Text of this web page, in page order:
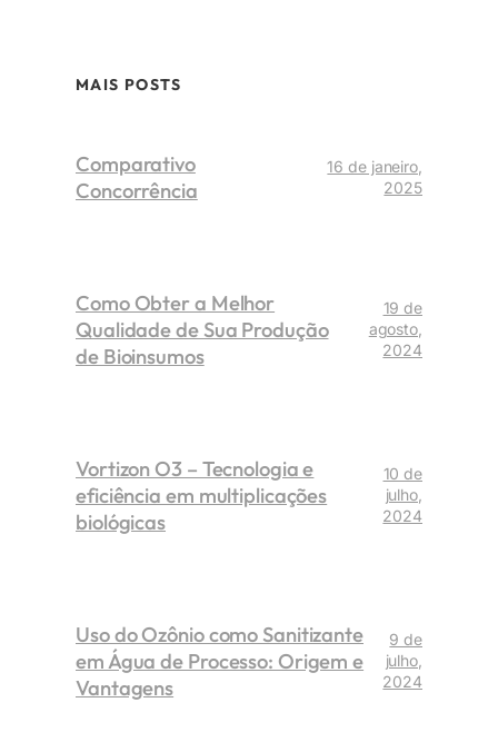
MAIS POSTS
Comparativo
Concorrência
16 de janeiro,
2025
Como Obter a Melhor
Qualidade de Sua Produção
de Bioinsumos
19 de
agosto,
2024
Vortizon O3 – Tecnologia e
eficiência em multiplicações
biológicas
10 de
julho,
2024
Uso do Ozônio como Sanitizante
em Água de Processo: Origem e
Vantagens
9 de
julho,
2024